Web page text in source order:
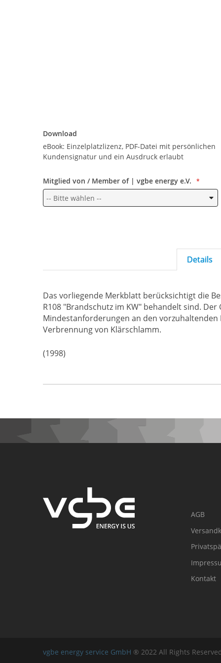
Download
eBook: Einzelplatzlizenz, PDF-Datei mit persönlichen
Kundensignatur und ein Ausdruck erlaubt
Mitglied von / Member of | vgbe energy e.V.
Details
Das vorliegende Merkblatt berücksichtigt die
R108 "Brandschutz im KW" behandelt sind.
Mindestanforderungen an den
Verbrennung von Klärschlamm.
(1998)
AGB
Kontakt
vgbe energy service GmbH ® 2022 All Rights